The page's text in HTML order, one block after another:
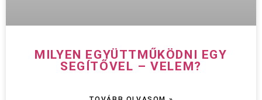
MILYEN EGYÜTTMŰKÖDNI EGY
SEGÍTŐVEL – VELEM?